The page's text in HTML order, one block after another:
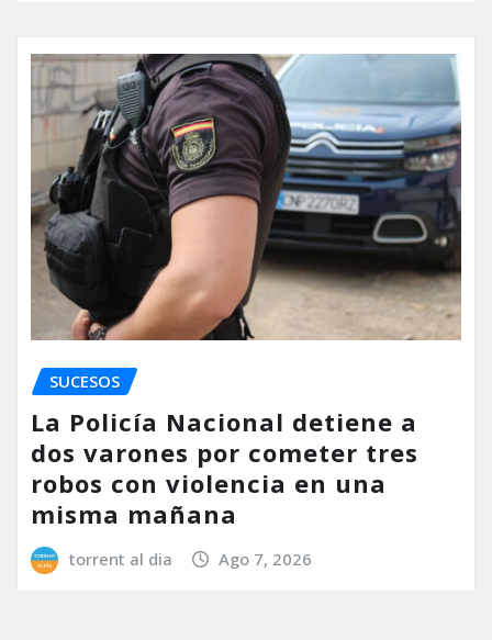
SUCESOS
La Policía Nacional detiene a
dos varones por cometer tres
robos con violencia en una
misma mañana
torrent al dia Ago 7, 2026